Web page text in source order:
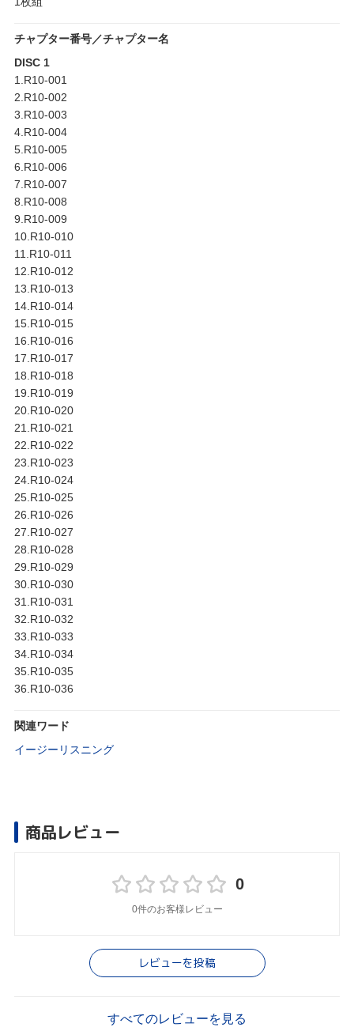
チャプター番号／チャプター名
DISC 1
1.R10-001
2.R10-002
3.R10-003
4.R10-004
5.R10-005
6.R10-006
7.R10-007
8.R10-008
9.R10-009
10.R10-010
11.R10-011
12.R10-012
13.R10-013
14.R10-014
15.R10-015
16.R10-016
17.R10-017
18.R10-018
19.R10-019
20.R10-020
21.R10-021
22.R10-022
23.R10-023
24.R10-024
25.R10-025
26.R10-026
27.R10-027
28.R10-028
29.R10-029
30.R10-030
31.R10-031
32.R10-032
33.R10-033
34.R10-034
35.R10-035
36.R10-036
関連ワード
イージーリスニング
商品レビュー
0
0件のお客様レビュー
レビューを投稿
すべてのレビューを見る